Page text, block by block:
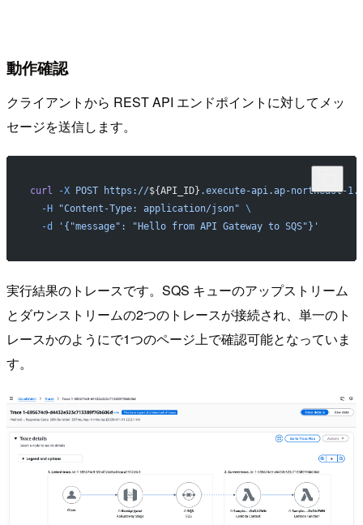
動作確認
クライアントから REST API エンドポイントに対してメッ
セージを送信します。
curl -X POST https://${API_ID} .execute-api.ap-northeast-
  -H
"Content-Type: application/json" \
  -d
'{"message": "Hello from API Gateway to SQS"}'
実行結果のトレースです。SQS キューのアップストリーム
とダウンストリームの2つのトレースが接続され、単一のト
レースかのようにで1つのページ上で確認可能となっていま
す。